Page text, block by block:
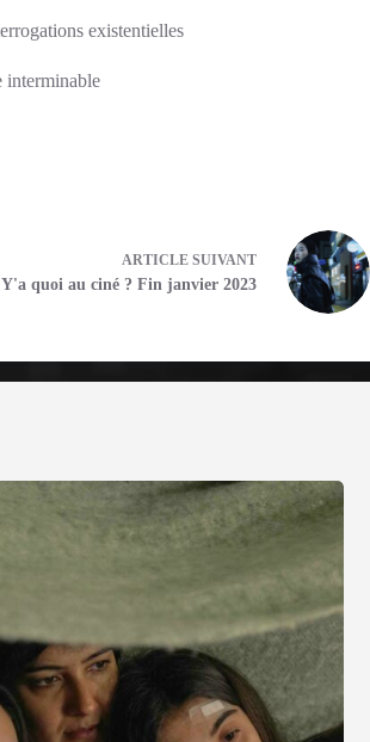
existentielles
interminable
ARTICLE SUIVANT
Y'a quoi au ciné ? Fin janvier 2023